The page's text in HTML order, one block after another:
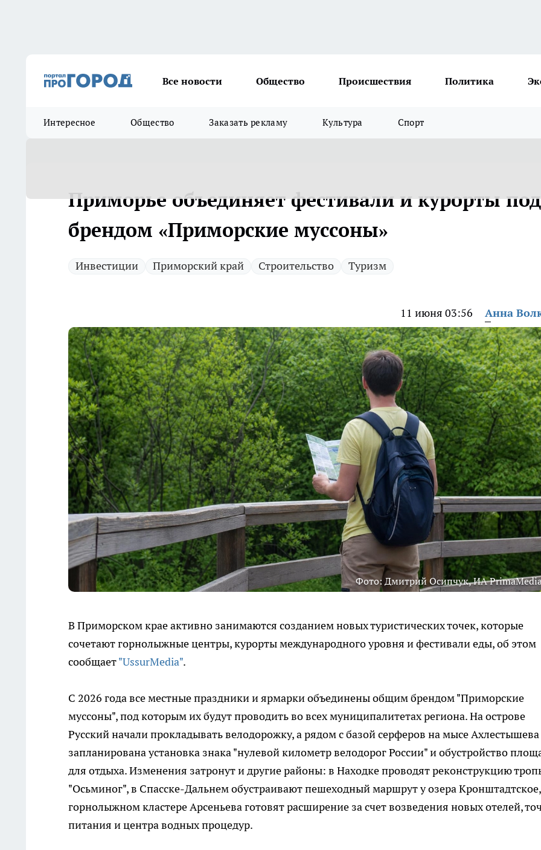
Все новости Общество Происшествия Политика
Интересное Общество Заказать рекламу Культура Спорт
Приморье объединяет фестивали и курорты под
брендом «Приморские муссоны»
Инвестиции Приморский край Строительство Туризм
11 июня 03:56 Анна
Фото: Дмитрий Осипчук, ИА
В Приморском крае активно занимаются созданием новых туристических точек, которые
сочетают горнолыжные центры, курорты международного уровня и фестивали еды, об этом
сообщает"UssurMedia".
С 2026 года все местные праздники и ярмарки объединены общим брендом "Приморские
муссоны", под которым их будут проводить во всех муниципалитетах региона. На острове
Русский начали прокладывать велодорожку, а рядом с базой серферов на мысе Ахлестышева
запланирована установка знака "нулевой километр велодорог России" и обустройство
для отдыха. Изменения затронут и другие районы: в Находке проводят реконструкцию
"Осьминог", в Спасске-Дальнем обустраивают пешеходный маршрут у озера
горнолыжном кластере Арсеньева готовят расширение за счет возведения новых отелей,
питания и центра водных процедур.